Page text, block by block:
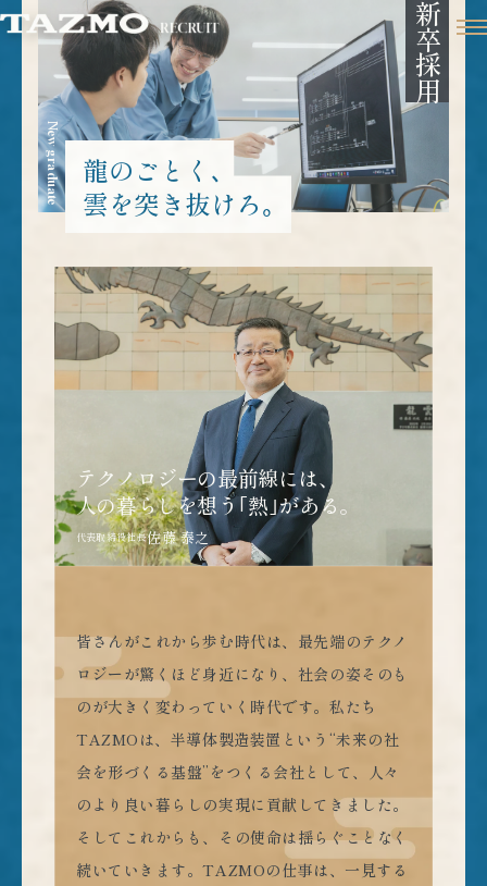
新卒採用
龍のごとく､
雲を突き抜けろ｡
New graduate
テクノロジーの最前線には、
人の暮らしを想う｢熱｣がある。
代表取締役社長佐藤 泰之
皆さんがこれから歩む時代は、最先端のテクノ
ロジーが驚くほど身近になり、社会の姿そのも
のが大きく変わっていく時代です。私たち
TAZMOは、半導体製造装置という“未来の社
会を形づくる基盤”をつくる会社として、人々
のより良い暮らしの実現に貢献してきました。
そしてこれからも、その使命は揺らぐことなく
続いていきます。TAZMOの仕事は、一見する